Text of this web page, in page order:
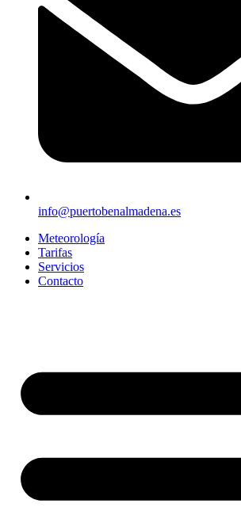
info@puertobenalmadena.es
Meteorología
Tarifas
Servicios
Contacto